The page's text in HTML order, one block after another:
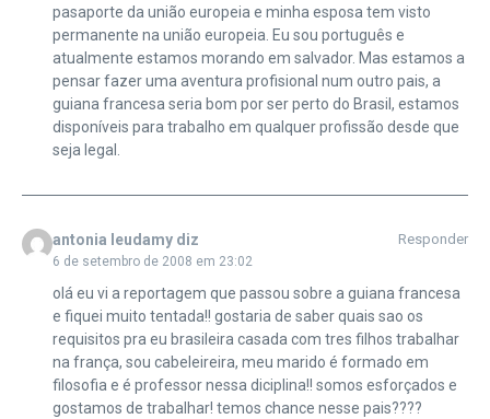
pasaporte da união europeia e minha esposa tem visto
permanente na união europeia. Eu sou português e
atualmente estamos morando em salvador. Mas estamos a
pensar fazer uma aventura profisional num outro pais, a
guiana francesa seria bom por ser perto do Brasil, estamos
disponíveis para trabalho em qualquer profissão desde que
seja legal.
antonia leudamy diz
6 de setembro de 2008 em 23:02
Responder
olá eu vi a reportagem que passou sobre a guiana francesa
e fiquei muito tentada!! gostaria de saber quais sao os
requisitos pra eu brasileira casada com tres filhos trabalhar
na frança, sou cabeleireira, meu marido é formado em
filosofia e é professor nessa diciplina!! somos esforçados e
gostamos de trabalhar! temos chance nesse pais????